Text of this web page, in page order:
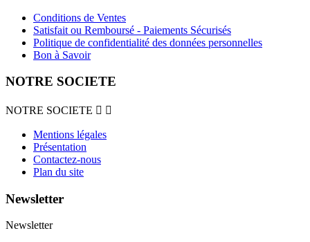
Conditions de Ventes
Satisfait ou Remboursé - Paiements Sécurisés
Politique de confidentialité des données personnelles
Bon à Savoir
NOTRE SOCIETE
NOTRE SOCIETE  
Mentions légales
Présentation
Contactez-nous
Plan du site
Newsletter
Newsletter